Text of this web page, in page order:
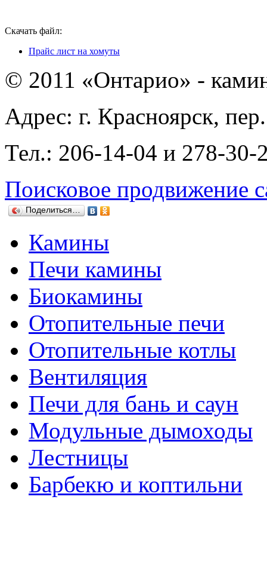
Скачать файл:
Прайс лист на хомуты
© 2011 «Онтарио» -
Адрес: г. Красноярск,
Тел.: 206-14-04 и 278-30-
Поисковое продвижение
Поделиться…
Камины
Печи камины
Биокамины
Отопительные печи
Отопительные котлы
Вентиляция
Печи для бань и саун
Модульные дымоходы
Лестницы
Барбекю и коптильни